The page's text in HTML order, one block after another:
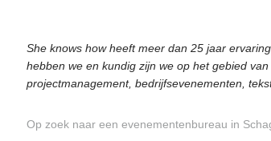
She knows how heeft meer dan 25 jaar
hebben we en kundig zijn we op het gebied
projectmanagement, bedrijfsevenementen,
Op zoek naar een evenementenbureau in